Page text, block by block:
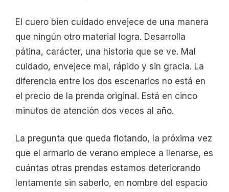
El cuero bien cuidado envejece de una manera
que ningún otro material logra. Desarrolla
pátina, carácter, una historia que se ve. Mal
cuidado, envejece mal, rápido y sin gracia. La
diferencia entre los dos escenarios no está en
el precio de la prenda original. Está en cinco
minutos de atención dos veces al año.
La pregunta que queda flotando, la próxima vez
que el armario de verano empiece a llenarse, es
cuántas otras prendas estamos deteriorando
lentamente sin saberlo, en nombre del espacio